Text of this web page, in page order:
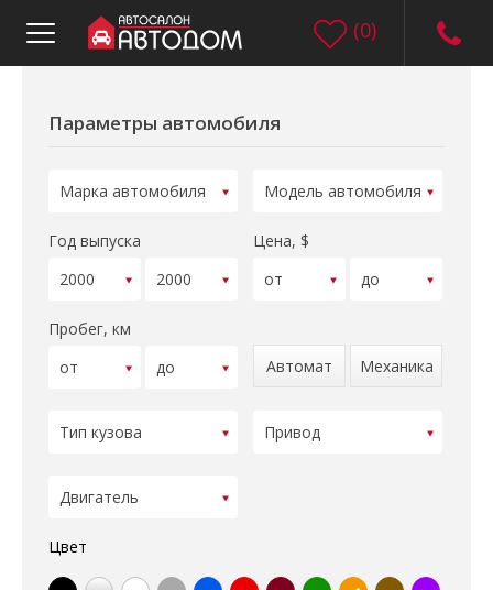
(0)
Параметры автомобиля
Год выпуска Цена, $
Пробег, км
Автомат
Механика
Цвет